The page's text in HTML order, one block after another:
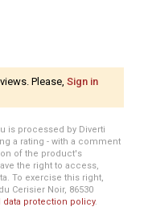
Please, Sign in
is processed by Diverti
a rating - with a comment
of the product's
the right to access,
To exercise this right,
Cerisier Noir, 86530
data protection policy.